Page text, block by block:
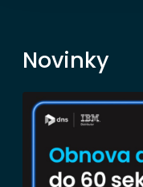
Novinky